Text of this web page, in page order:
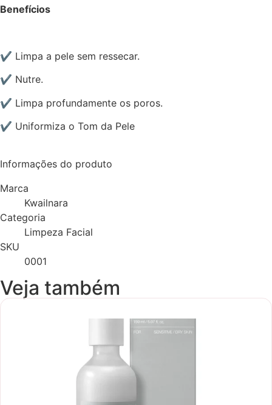
Benefícios
✔️ Limpa a pele sem ressecar.
✔️ Nutre.
✔️ Limpa profundamente os poros.
✔️ Uniformiza o Tom da Pele
Informações do produto
Marca
Kwailnara
Categoria
Limpeza Facial
SKU
0001
Veja também